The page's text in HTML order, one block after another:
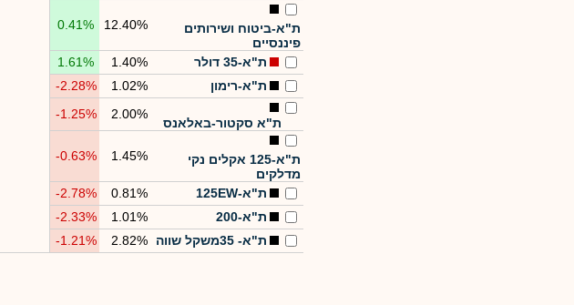
ת"א-ביטוח ושירותים
פיננסיים
12.40%
0.41%
ת"א-35 דולר 1.40%
1.61%
ת"א-רימון
1.02%
-2.28%
ת"א סקטור-באלאנס
2.00%
-1.25%
ת"א-125 אקלים נקי
מדלקים
1.45%
-0.63%
ת"א-125EW 0.81%
-2.78%
ת"א-200
1.01%
-2.33%
ת"א- 35משקל שווה
2.82%
-1.21%